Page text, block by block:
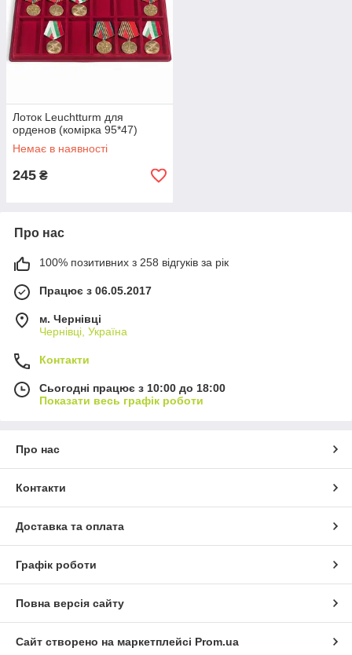
Лоток Leuchtturm для
орденов (комірка 95*47)
Немає в наявності
245 ₴
Про нас
100% позитивних з 258 відгуків за рік
Працює з 06.05.2017
м. Чернівці
Чернівці, Україна
Контакти
Сьогодні працює з 10:00 до 18:00
Показати весь графік роботи
Про нас
Контакти
Доставка та оплата
Графік роботи
Повна версія сайту
Сайт створено на маркетплейсі Prom.ua